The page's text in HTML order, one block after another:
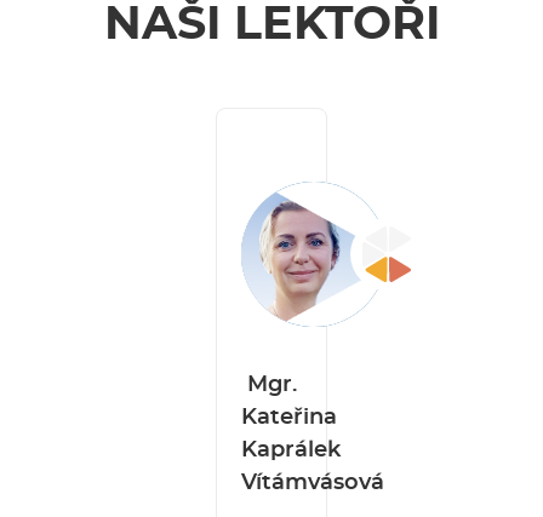
NAŠI LEKTOŘI
Mgr.
Kateřina
Kaprálek
Vítámvásová